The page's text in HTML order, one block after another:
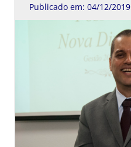
Publicado em: 04/12/2019